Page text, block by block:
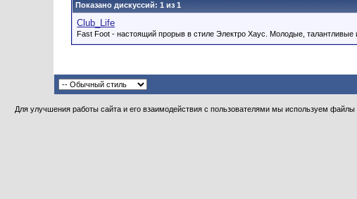
Показано дискуссий: 1 из 1
Club_Life
Fast Foot - настоящий прорыв в стиле Электро Хаус. Молодые, талантливые
Для улучшения работы сайта и его взаимодействия с пользователями мы используем